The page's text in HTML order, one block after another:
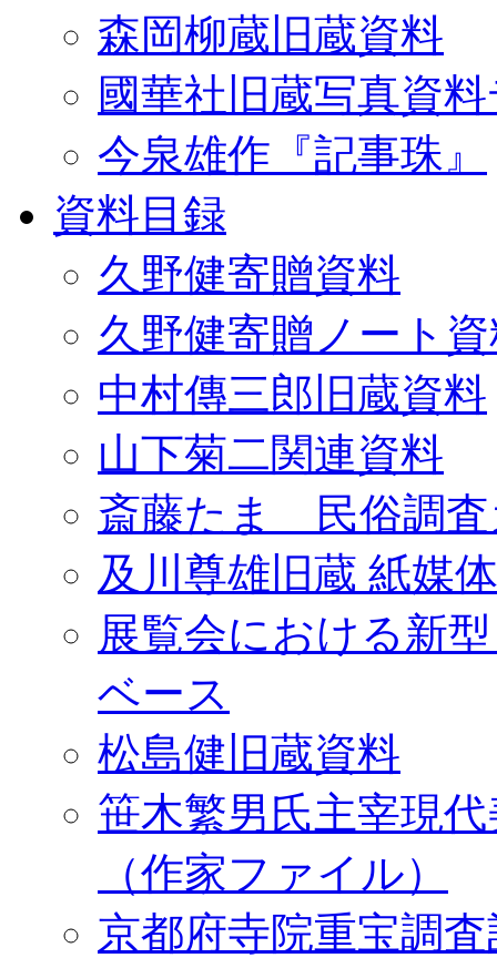
森岡柳蔵旧蔵資料
國華社旧蔵写真資
今泉雄作『記事珠』
資料目録
久野健寄贈資料
久野健寄贈ノート
中村傳三郎旧蔵資料
山下菊二関連資料
斎藤たま 民俗調査
及川尊雄旧蔵 紙媒
展覧会における新
ベース
松島健旧蔵資料
笹木繁男氏主宰現
（作家ファイル）
京都府寺院重宝調